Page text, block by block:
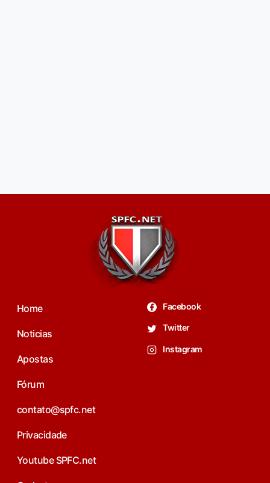
Home
Noticias
Apostas
Fórum
contato@spfc.net
Privacidade
Youtube SPFC.net
Facebook
Twitter
Instagram